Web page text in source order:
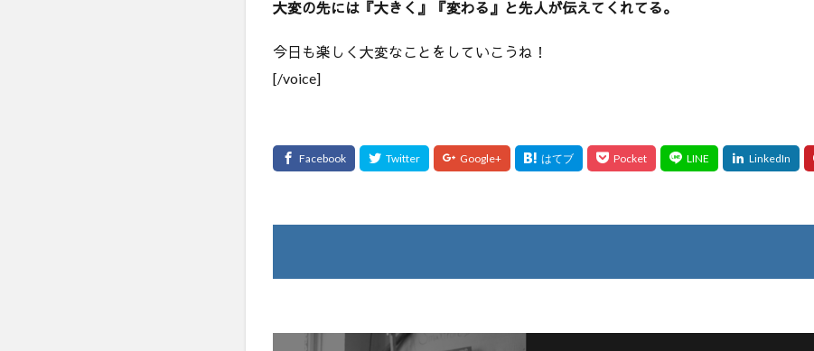
大変の先には『大きく』『変わる』と先人が伝えてくれてる。
今日も楽しく大変なことをしていこうね！
[/voice]